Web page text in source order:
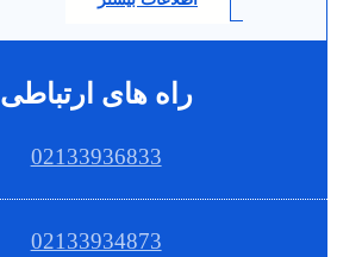
راه های ارتباطی
02133936833
02133934873